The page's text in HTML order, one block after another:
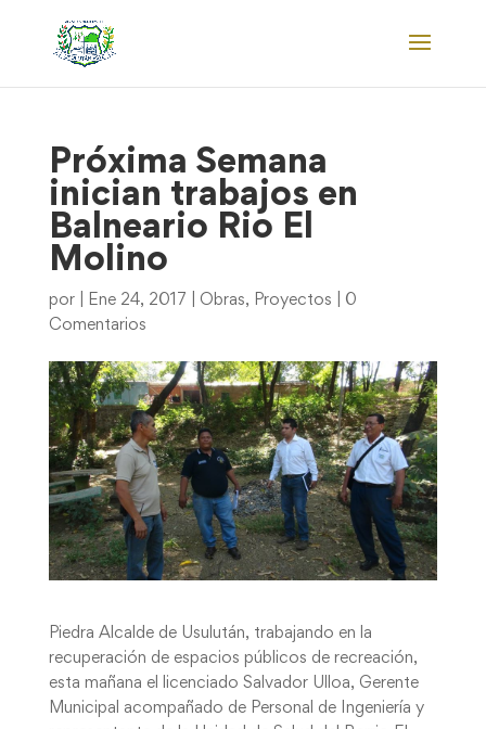
Próxima Semana
inician trabajos en
Balneario Rio El
Molino
por Ene 24, 2017 Obras, Proyectos
0
Comentarios
Piedra Alcalde de Usulután, trabajando en la
recuperación de espacios públicos de recreación,
esta mañana el licenciado Salvador Ulloa, Gerente
Municipal acompañado de Personal de Ingeniería y